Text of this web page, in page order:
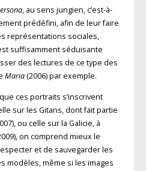
, au sens jungien, c’est-à-
prédéfini, afin de leur faire
représentations sociales,
suffisamment séduisante
des lectures de ce type des
Maria(2006) par exemple.
ces portraits s’inscrivent
sur les Gitans, dont fait partie
ou celle sur la Galicie, à
on comprend mieux le
et de sauvegarder les
modèles, même si les images